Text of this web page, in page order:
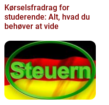
Kørselsfradrag for
studerende: Alt, hvad du
behøver at vide